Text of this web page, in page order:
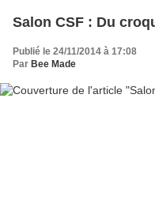
Salon CSF : Du
Publié le 24/11/2014 à 17:08
Par Bee Made